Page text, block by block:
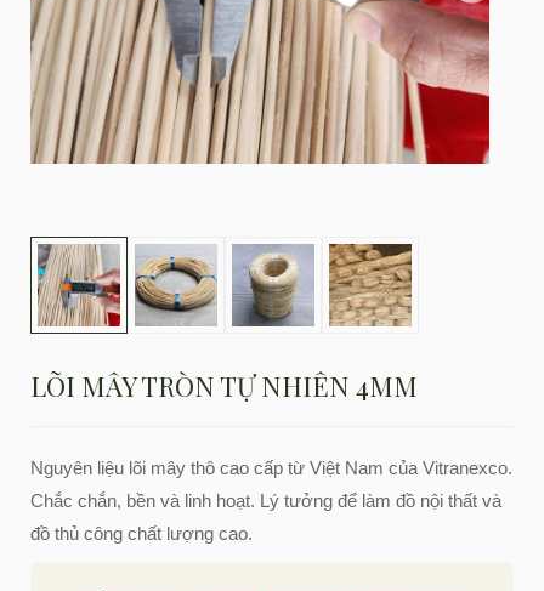
LÕI MÂY TRÒN TỰ NHIÊN 4MM
Nguyên liệu lõi mây thô cao cấp từ Việt Nam của Vitranexco.
Chắc chắn, bền và linh hoạt. Lý tưởng để làm đồ nội thất và
đồ thủ công chất lượng cao.